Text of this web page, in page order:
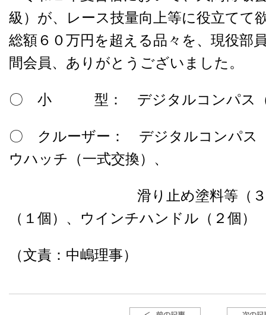
級）が、レース技量向上等に役立てて
総額６０万円を超える品々を、現役部
間会員、ありがとうございました。
〇 小 型： デジタルコンパス（
〇 クルーザー： デジタルコンパス
ウハッチ（一式交換）、
滑り止め塗料等（３艇分
（１個）、ウインチハンドル（２個）
（文責：中嶋理事）